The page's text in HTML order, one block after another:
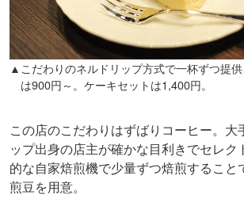
▲こだわりのネルドリップ方式で一杯ずつ提
は900円～。ケーキセットは1,400円。
この店のこだわりはずばりコーヒー。大
ップ出身の店主が確かな目利きでセレク
的な自家焙煎機で少量ずつ焙煎すること
煎豆を用意。